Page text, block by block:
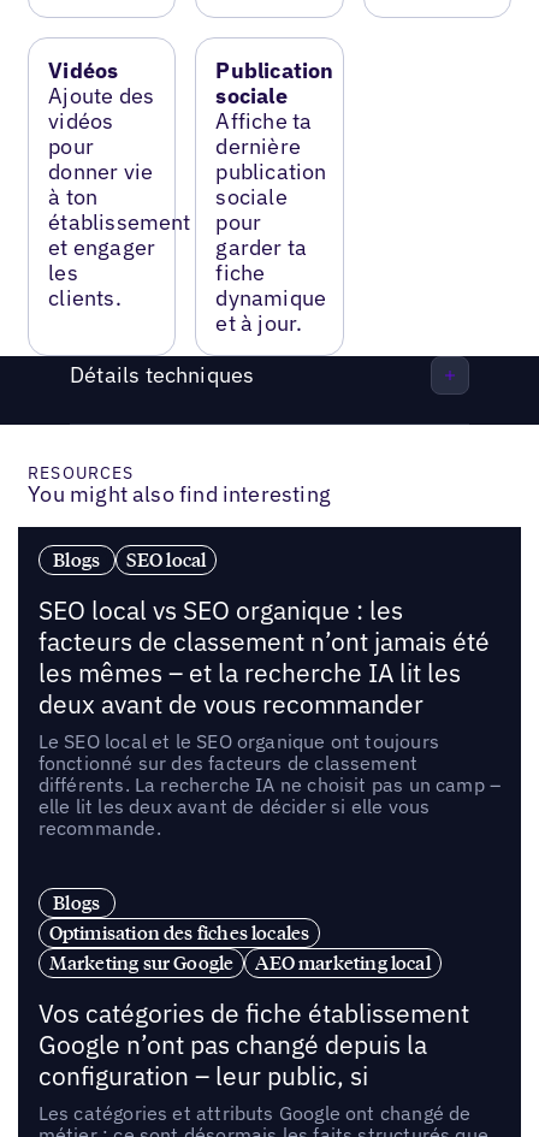
Vidéos
Ajoute des
vidéos
pour
donner vie
à ton
établissement
et engager
les
clients.
Publication
sociale
Affiche ta
dernière
publication
sociale
pour
garder ta
fiche
dynamique
et à jour.
Détails techniques
RESOURCES
You might also find interesting
Blogs SEO local
SEO local vs SEO organique : les
facteurs de classement n’ont jamais été
les mêmes – et la recherche IA lit les
deux avant de vous recommander
Le SEO local et le SEO organique ont toujours
fonctionné sur des facteurs de classement
différents. La recherche IA ne choisit pas un camp –
elle lit les deux avant de décider si elle vous
recommande.
Blogs
Optimisation des fiches locales
Marketing sur Google
AEO marketing local
Vos catégories de fiche établissement
Google n’ont pas changé depuis la
configuration – leur public, si
Les catégories et attributs Google ont changé de